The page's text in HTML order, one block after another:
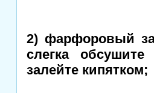
2) фарфоровый
слегка
залейте кипятком;